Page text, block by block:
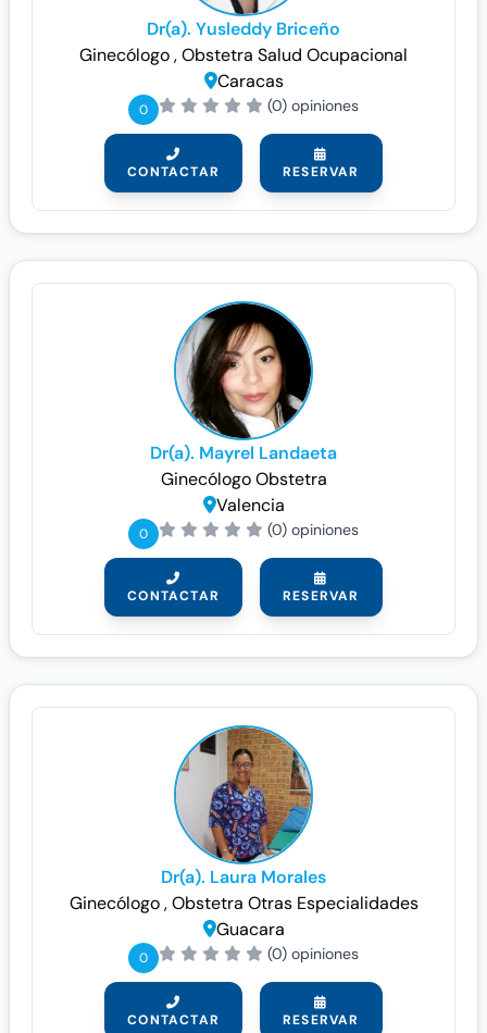
Dr(a). Yusleddy Briceño
Ginecólogo, Obstetra Salud Ocupacional
Caracas
0 (0) opiniones
CONTACTAR RESERVAR
Dr(a). Mayrel Landaeta
GinecólogoObstetra
Valencia
0 (0) opiniones
CONTACTAR RESERVAR
Dr(a). Laura Morales
Ginecólogo, Obstetra Otras Especialidades
Guacara
0 (0) opiniones
CONTACTAR RESERVAR